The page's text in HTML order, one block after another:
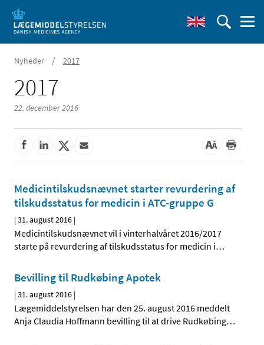
Nyheder / 2017
2017
22. december 2016
Medicintilskudsnævnet starter revurdering af
tilskudsstatus for medicin i ATC-gruppe G
|31. august 2016 |
Medicintilskudsnævnet vil i vinterhalvåret 2016/2017
starte på revurdering af tilskudsstatus for medicin i…
Bevilling til Rudkøbing Apotek
|31. august 2016 |
Lægemiddelstyrelsen har den 25. august 2016 meddelt
Anja Claudia Hoffmann bevilling til at drive Rudkøbing…